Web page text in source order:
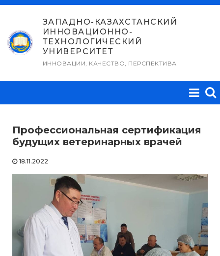
Перейти
содержимому
ЗАПАДНО-КАЗАХСТАНСКИЙ
ИННОВАЦИОННО-
ТЕХНОЛОГИЧЕСКИЙ
УНИВЕРСИТЕТ
ИННОВАЦИИ, КАЧЕСТВО, ПЕРСПЕКТИВА
Профессиональная сертификация
будущих ветеринарных врачей
18.11.2022